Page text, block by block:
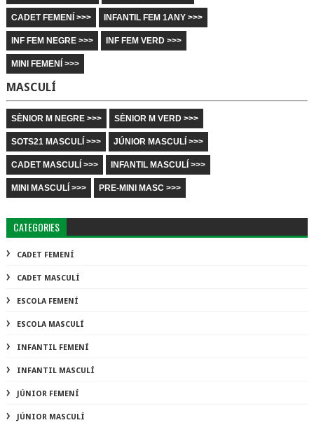
CADET FEMENÍ >>> INFANTIL FEM 1ANY >>>
INF FEM NEGRE >>> INF FEM VERD >>>
MINI FEMENÍ >>>
MASCULÍ
SÈNIOR M NEGRE >>> SÈNIOR M VERD >>>
SOTS21 MASCULÍ >>> JÚNIOR MASCULÍ >>>
CADET MASCULÍ >>> INFANTIL MASCULÍ >>>
MINI MASCULÍ >>> PRE-MINI MASC >>>
CATEGORIES
CADET FEMENÍ
CADET MASCULÍ
ESCOLA FEMENÍ
ESCOLA MASCULÍ
INFANTIL FEMENÍ
INFANTIL MASCULÍ
JÚNIOR FEMENÍ
JÚNIOR MASCULÍ